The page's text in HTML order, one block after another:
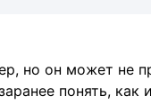
но он может не
понять,